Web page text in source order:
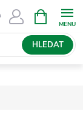
HLEDAT
NÁKUPNÍ
KOŠÍK